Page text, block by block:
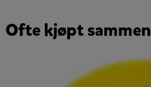
Ofte kjøpt sammen